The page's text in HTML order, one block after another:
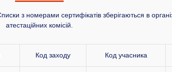
з номерами сертифікатів зберігаються в
атестаційних комісій.
Код заходу Код учасника